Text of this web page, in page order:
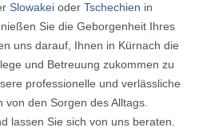
Slowakei oder Tschechien in
Sie die Geborgenheit Ihres
uns darauf, Ihnen in Kürnach die
und Betreuung zukommen zu
professionelle und verlässliche
von den Sorgen des Alltags.
lassen Sie sich von uns beraten.